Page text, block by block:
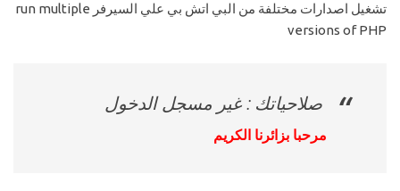
تشغيل اصدارات مختلفة من البي اتش بي علي السيرفر run multiple
versions of PHP
صلاحياتك : غير مسجل الدخول
مرحبا بزائرنا الكريم